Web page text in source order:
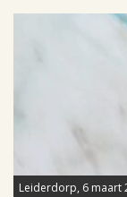
Leiderdorp, 6 maart